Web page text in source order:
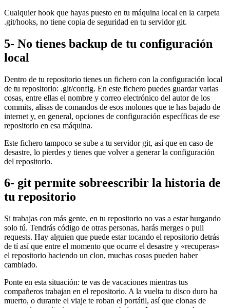
Cualquier hook que hayas puesto en tu máquina local en la carpeta
.git/hooks, no tiene copia de seguridad en tu servidor git.
5- No tienes backup de tu configuración
local
Dentro de tu repositorio tienes un fichero con la configuración local
de tu repositorio: .git/config. En este fichero puedes guardar varias
cosas, entre ellas el nombre y correo electrónico del autor de los
commits, alisas de comandos de esos molones que te has bajado de
internet y, en general, opciones de configuración específicas de ese
repositorio en esa máquina.
Este fichero tampoco se sube a tu servidor git, así que en caso de
desastre, lo pierdes y tienes que volver a generar la configuración
del repositorio.
6- git permite sobreescribir la historia de
tu repositorio
Si trabajas con más gente, en tu repositorio no vas a estar hurgando
solo tú. Tendrás código de otras personas, harás merges o pull
requests. Hay alguien que puede estar tocando el repositorio detrás
de tí así que entre el momento que ocurre el desastre y «recuperas»
el repositorio haciendo un clon, muchas cosas pueden haber
cambiado.
Ponte en esta situación: te vas de vacaciones mientras tus
compañeros trabajan en el repositorio. A la vuelta tu disco duro ha
muerto, o durante el viaje te roban el portátil, así que clonas de